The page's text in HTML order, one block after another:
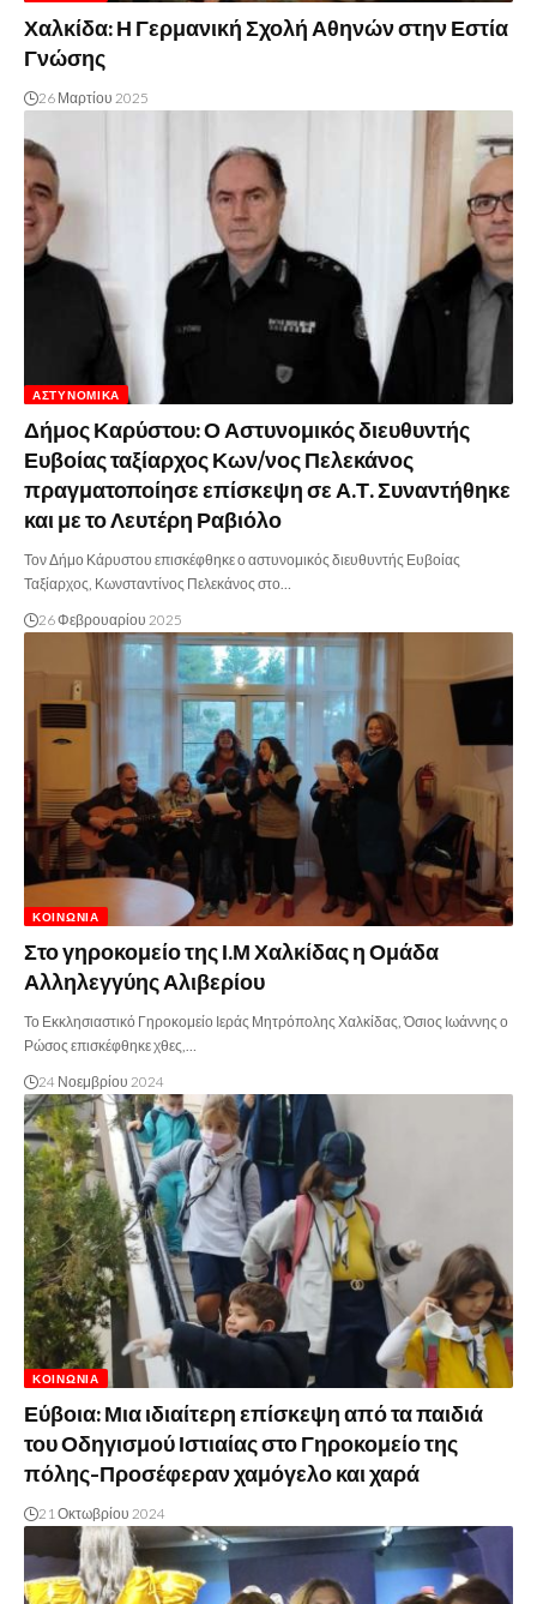
Χαλκίδα: Η Γερμανική Σχολή Αθηνών στην Εστία
Γνώσης
26 Μαρτίου 2025
ΑΣΤΥΝΟΜΙΚΆ
Δήμος Καρύστου: Ο Αστυνομικός διευθυντής
Ευβοίας ταξίαρχος Κων/νος Πελεκάνος
πραγματοποίησε επίσκεψη σε Α.Τ. Συναντήθηκε
και με το Λευτέρη Ραβιόλο
Τον Δήμο Κάρυστου επισκέφθηκε ο αστυνομικός διευθυντής Ευβοίας
Ταξίαρχος, Κωνσταντίνος Πελεκάνος στο…
26 Φεβρουαρίου 2025
ΚΟΙΝΩΝΊΑ
Στο γηροκομείο της Ι.Μ Χαλκίδας η Ομάδα
Αλληλεγγύης Αλιβερίου
Το Εκκλησιαστικό Γηροκομείο Ιεράς Μητρόπολης Χαλκίδας, Όσιος Ιωάννης ο
Ρώσος επισκέφθηκε χθες,…
24 Νοεμβρίου 2024
ΚΟΙΝΩΝΊΑ
Εύβοια: Μια ιδιαίτερη επίσκεψη από τα παιδιά
του Οδηγισμού Ιστιαίας στο Γηροκομείο της
πόλης-Προσέφεραν χαμόγελο και χαρά
21 Οκτωβρίου 2024